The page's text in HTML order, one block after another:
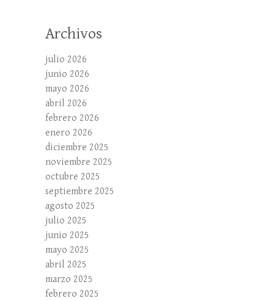
Archivos
julio 2026
junio 2026
mayo 2026
abril 2026
febrero 2026
enero 2026
diciembre 2025
noviembre 2025
octubre 2025
septiembre 2025
agosto 2025
julio 2025
junio 2025
mayo 2025
abril 2025
marzo 2025
febrero 2025